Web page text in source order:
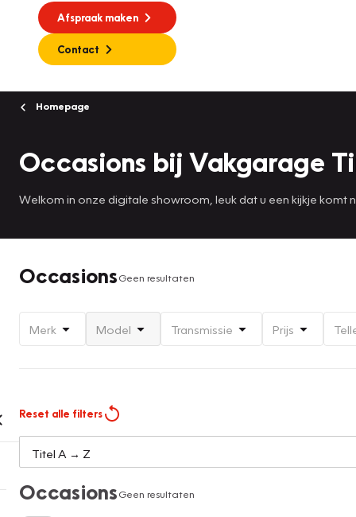
Afspraak maken
Contact
Homepage
Occasions bij Vakgarage
Welkom in onze digitale showroom, leuk dat u een kijkje komt
OccasionsGeen resultaten
Merk Model Transmissie Prijs
Reset alle filters
OccasionsGeen resultaten